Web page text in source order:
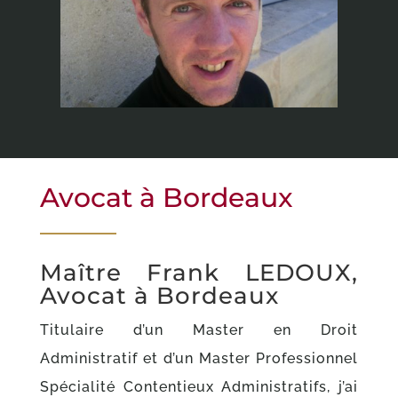
Avocat à Bordeaux
Maître Frank LEDOUX,
Avocat à Bordeaux
Titulaire d’un Master en Droit
Administratif et d’un Master Professionnel
Spécialité Contentieux Administratifs, j’ai